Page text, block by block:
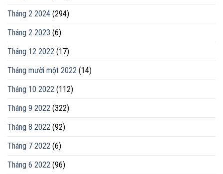
Tháng 2 2024 (294)
Tháng 2 2023 (6)
Tháng 12 2022 (17)
Tháng mười một 2022 (14)
Tháng 10 2022 (112)
Tháng 9 2022 (322)
Tháng 8 2022 (92)
Tháng 7 2022 (6)
Tháng 6 2022 (96)